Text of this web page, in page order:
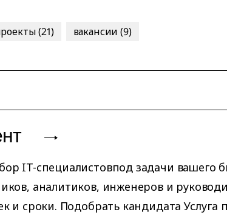
(21) вакансии (9)
IT-специалистовпод задачи вашего
аналитиков, инженеров и
и сроки. Подобрать кандидата Услуга